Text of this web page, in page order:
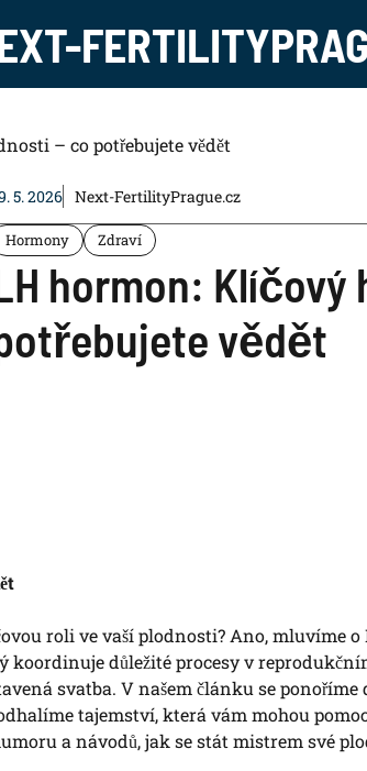
– co potřebujete vědět
5. 2026 Next-FertilityPrague.cz
Hormony Zdraví
hormon: Klíčový
vědět
roli ve vaší plodnosti? Ano, mluvíme
koordinuje důležité procesy v
svatba. V našem článku se ponoříme
tajemství, která vám mohou
a návodů, jak se stát mistrem své